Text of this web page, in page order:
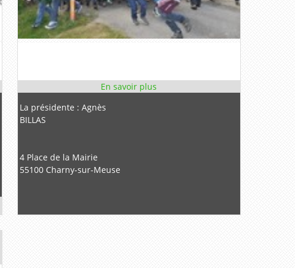
La présidente : Agnès
BILLAS
4 Place de la Mairie
55100 Charny-sur-Meuse